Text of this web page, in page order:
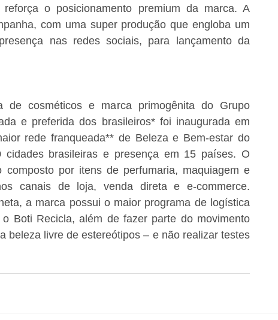
o posicionamento premium da marca. A
com uma super produção que engloba um
nas redes sociais, para lançamento da
de cosméticos e marca primogênita do Grupo
e preferida dos brasileiros* foi inaugurada em
rede franqueada** de Beleza e Bem-estar do
brasileiras e presença em 15 países. O
por itens de perfumaria, maquiagem e
canais de loja, venda direta e e-commerce.
a marca possui o maior programa de logística
Boti Recicla, além de fazer parte do movimento
beleza livre de estereótipos – e não realizar testes